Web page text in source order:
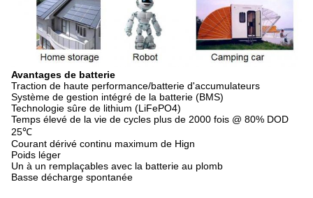
Avantages de batterie
Traction de haute performance/batterie d'accumulateurs
Système de gestion intégré de la batterie (BMS)
Technologie sûre de lithium (LiFePO4)
Temps élevé de la vie de cycles plus de 2000 fois @ 80% DOD
25℃
Courant dérivé continu maximum de Hign
Poids léger
Un à un remplaçables avec la batterie au plomb
Basse décharge spontanée